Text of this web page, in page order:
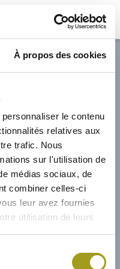
À propos des cookies
le contenu
relatives aux
trafic. Nous
sur l'utilisation de
médias sociaux, de
combiner celles-ci
leur avez fournies
utilisation de leurs
32,70€